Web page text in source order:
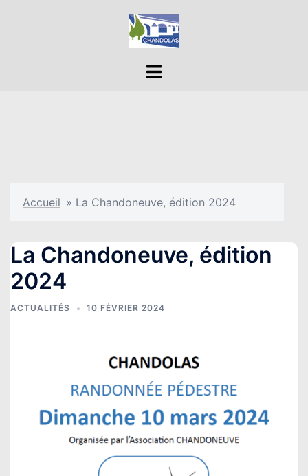
Ouvrir/fermer
Accueil » La Chandoneuve, édition 2024
La Chandoneuve, édition
2024
ACTUALITÉS 10 FÉVRIER 2024